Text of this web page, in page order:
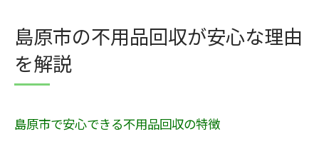
島原市の不用品回収が安心な理由
を解説
島原市で安心できる不用品回収の特徴